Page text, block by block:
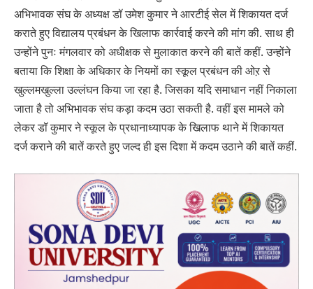
अभिभावक संघ के अध्यक्ष डॉ उमेश कुमार ने आरटीई सेल में शिकायत दर्ज
कराते हुए विद्यालय प्रबंधन के खिलाफ कार्रवाई करने की मांग की. साथ ही
उन्होंने पुनः मंगलवार को अधीक्षक से मुलाकात करने की बातें कहीं. उन्होंने
बताया कि शिक्षा के अधिकार के नियमों का स्कूल प्रबंधन की ओऱ से
खुल्लमखुल्ला उल्लंघन किया जा रहा है. जिसका यदि समाधान नहीं निकाला
जाता है तो अभिभावक संघ कड़ा कदम उठा सकती है. वहीं इस मामले को
लेकर डॉ कुमार ने स्कूल के प्रधानाध्यापक के खिलाफ थाने में शिकायत
दर्ज कराने की बातें करते हुए जल्द ही इस दिशा में कदम उठाने की बातें कहीं.